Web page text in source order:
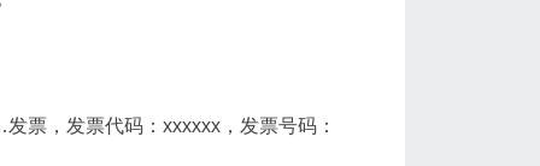
票，发票代码：xxxxxx，发票号码：